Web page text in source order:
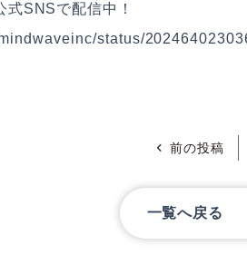
SNSで配信中！
status/
前の投稿
一覧へ戻る